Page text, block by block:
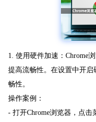
1. 使用硬件加速：Chrome
提高流畅性。在设置中开
畅性。
操作案例：
- 打开Chrome浏览器，点击